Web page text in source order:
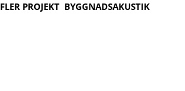
FLER PROJEKT BYGGNADSAKUSTIK